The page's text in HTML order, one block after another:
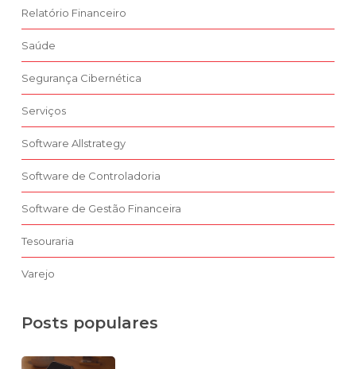
Relatório Financeiro
Saúde
Segurança Cibernética
Serviços
Software Allstrategy
Software de Controladoria
Software de Gestão Financeira
Tesouraria
Varejo
Posts populares